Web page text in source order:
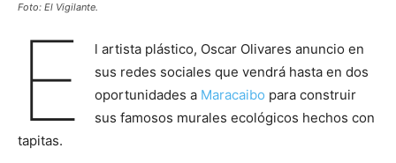
Foto: El Vigilante.
E
l artista plástico, Oscar Olivares anuncio en
sus redes sociales que vendrá hasta en dos
oportunidades a Maracaibo para construir
sus famosos murales ecológicos hechos con
tapitas.